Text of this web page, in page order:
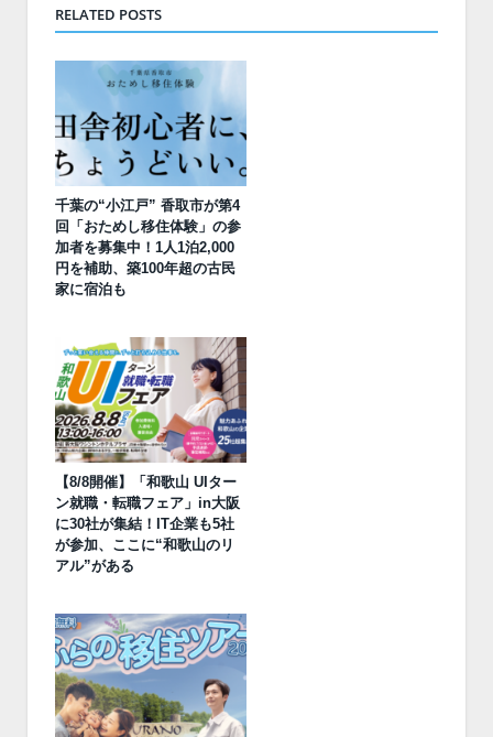
RELATED POSTS
千葉の“小江戸” 香取市が第4
回「おためし移住体験」の参
加者を募集中！1人1泊2,000
円を補助、築100年超の古民
家に宿泊も
【8/8開催】「和歌山 UIター
ン就職・転職フェア」in大阪
に30社が集結！IT企業も5社
が参加、ここに“和歌山のリ
アル”がある